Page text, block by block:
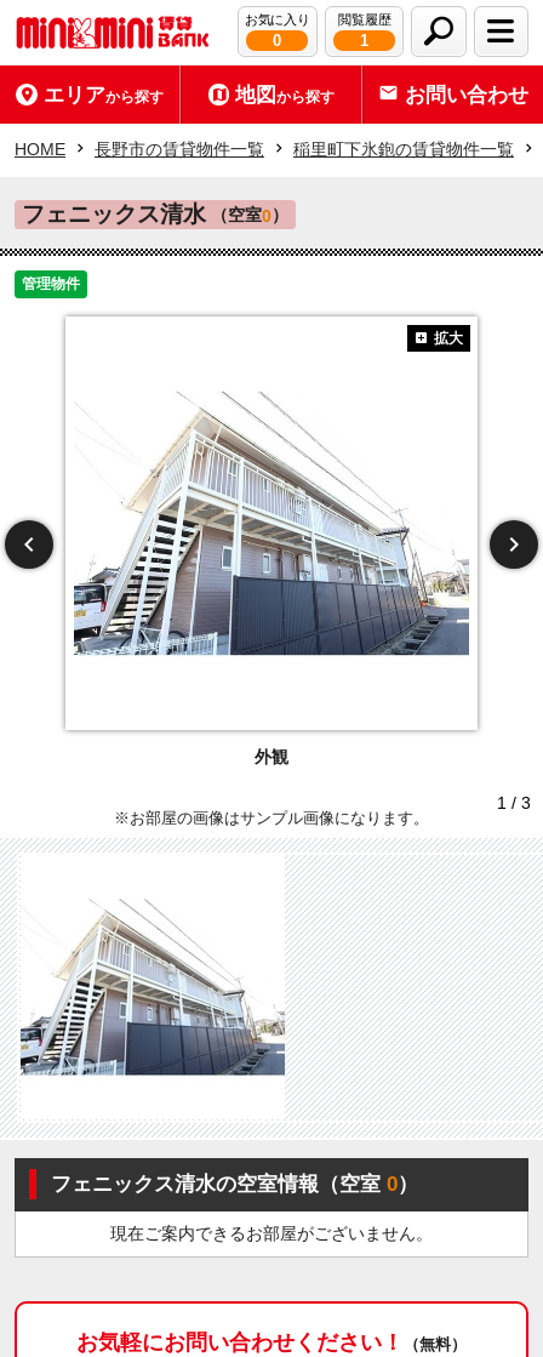
お気に入り
0
閲覧履歴
1
エリアから探す 地図から探す お問い合わせ
HOME 長野市の賃貸物件一覧 稲里町下氷鉋の賃貸物件一覧
フェニックス清水 （空室0）
管理物件
外観
拡大
1 / 3
※お部屋の画像はサンプル画像になります。
フェニックス清水の空室情報（空室0）
現在ご案内できるお部屋がございません。
お気軽にお問い合わせください！ （無料）